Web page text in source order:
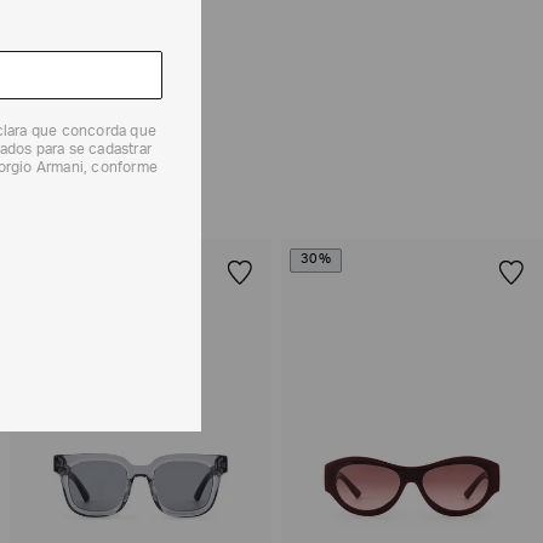
dos Produtos. E a troca pode ser feita em até 30
Preencha oFormulário de Devolução
sobre as condições de troca ou devolução, consulte a
30%
que concorda que
para se cadastrar
Armani, conforme